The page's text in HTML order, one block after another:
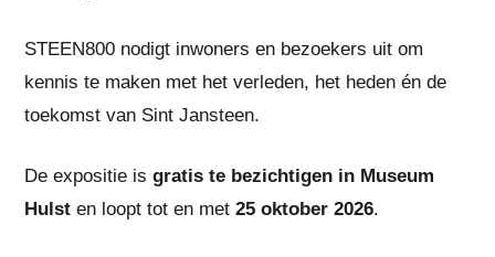
STEEN800 nodigt inwoners en bezoekers uit om
kennis te maken met het verleden, het heden én de
toekomst van Sint Jansteen.
De expositie isgratis te bezichtigen in Museum
Hulst en loopt tot en met25 oktober 2026.